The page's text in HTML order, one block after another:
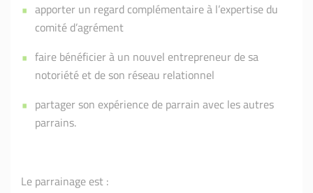
apporter un regard complémentaire à l’expertise du
comité d’agrément
faire bénéficier à un nouvel entrepreneur de sa
notoriété et de son réseau relationnel
partager son expérience de parrain avec les autres
parrains.
Le parrainage est :